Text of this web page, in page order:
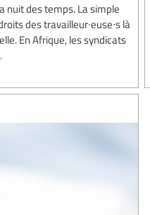
nuit des temps. La simple
des travailleur∙euse∙s là
En Afrique, les syndicats